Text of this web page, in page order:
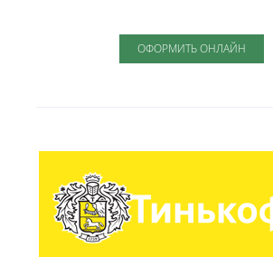
ОФОРМИТЬ ОНЛАЙН